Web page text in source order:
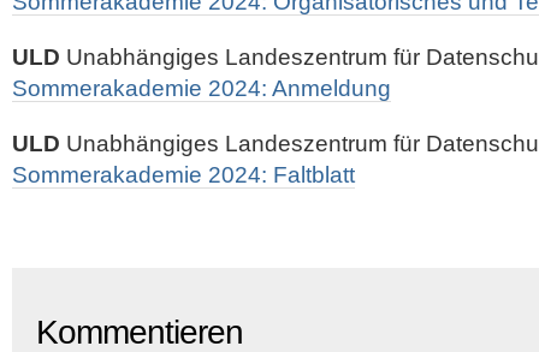
ULD Unabhängiges Landeszentrum für
Sommerakademie 2024: Anmeldung
ULD Unabhängiges Landeszentrum für
Sommerakademie 2024: Faltblatt
Kommentieren